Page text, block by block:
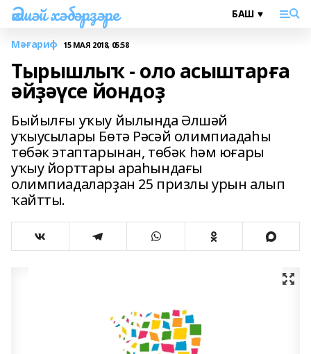
Әлшәй хәбәрҙәре
Мәғариф 15 МАЯ 2018, 05:58
Тырышлыҡ - оло асыштарға
әйҙәүсе йондоҙ
Быйылғы уҡыу йылында Әлшәй
уҡыусылары Бөтә Рәсәй олимпиадаһы
төбәк этаптарынан, төбәк һәм юғары
уҡыу йорттары араһындағы
олимпиадаларҙан 25 призлы урын алып
ҡайтты.